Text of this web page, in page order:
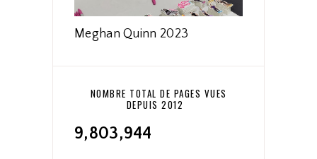
Meghan Quinn 2023
NOMBRE TOTAL DE PAGES VUES
DEPUIS 2012
9,803,944